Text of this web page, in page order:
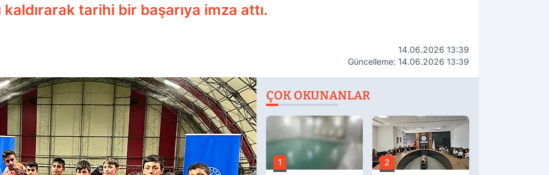
tarihi bir başarıya imza attı.
14.06.2026 13:39
Güncelleme: 14.06.2026 13:39
ÇOK OKUNANLAR
1 2